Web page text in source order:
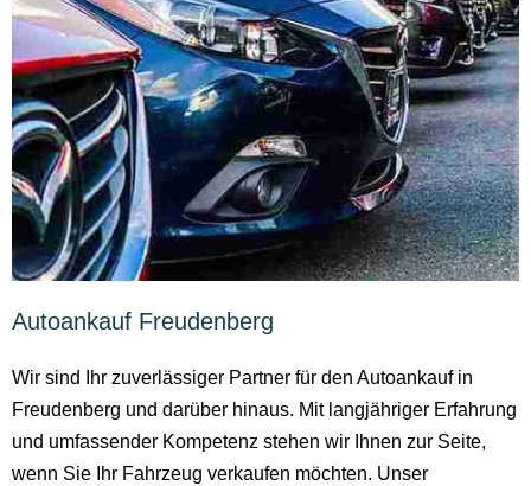
Autoankauf Freudenberg
Wir sind Ihr zuverlässiger Partner für den Autoankauf in
Freudenberg und darüber hinaus. Mit langjähriger Erfahrung
und umfassender Kompetenz stehen wir Ihnen zur Seite,
wenn Sie Ihr Fahrzeug verkaufen möchten. Unser